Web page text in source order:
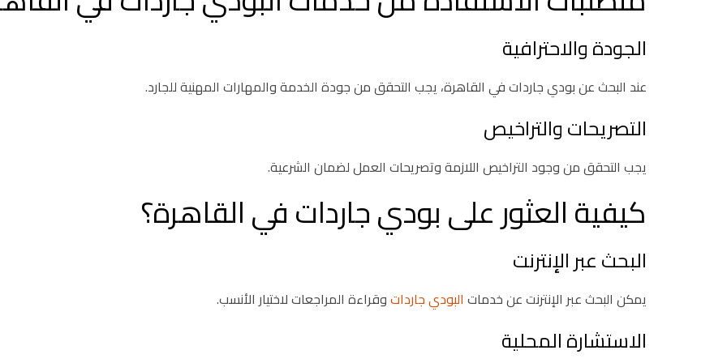
الجودة والاحترافية
عند البحث عن بودي جاردات في القاهرة، يجب التحقق من جودة الخدمة والمهارات المهنية للجارد.
التصريحات والتراخيص
يجب التحقق من وجود التراخيص اللازمة وتصريحات العمل لضمان الشرعية.
كيفية العثور على بودي جاردات في القاهرة؟
البحث عبر الإنترنت
يمكن البحث عبر الإنترنت عن خدمات البودي جارداتوقراءة المراجعات لاختيار الأنسب.
الاستشارة المحلية